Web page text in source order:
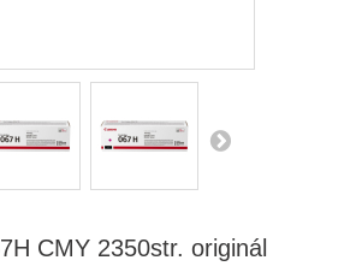
CMY 2350str. originál